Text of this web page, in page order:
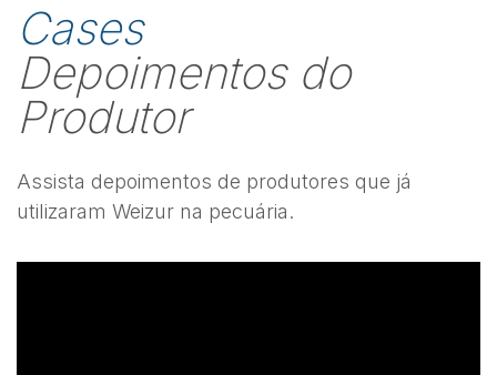
Cases
Depoimentos do
Produtor
Assista depoimentos de produtores que já
utilizaram Weizur na pecuária.